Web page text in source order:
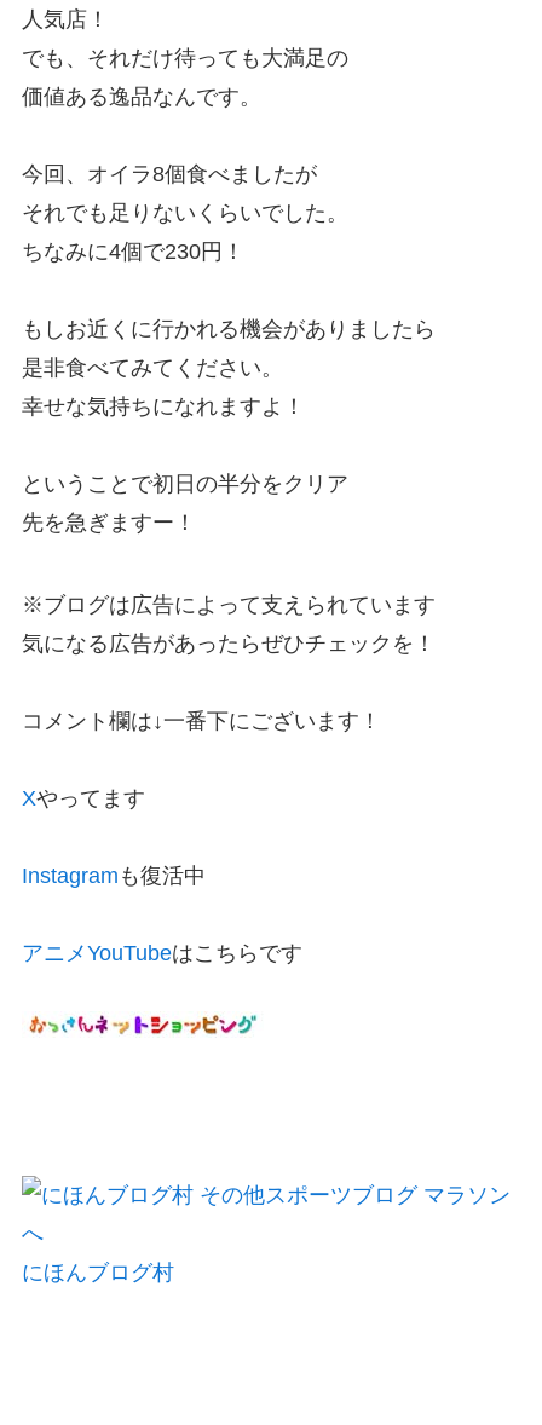
人気店！
でも、それだけ待っても大満足の
価値ある逸品なんです。
今回、オイラ8個食べましたが
それでも足りないくらいでした。
ちなみに4個で230円！
もしお近くに行かれる機会がありましたら
是非食べてみてください。
幸せな気持ちになれますよ！
ということで初日の半分をクリア
先を急ぎますー！
※ブログは広告によって支えられています
気になる広告があったらぜひチェックを！
コメント欄は↓一番下にございます！
Xやってます
Instagram も復活中
アニメYouTubeはこちらです
にほんブログ村